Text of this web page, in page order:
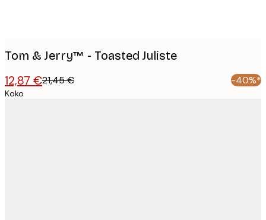
Tom & Jerry™ - Toasted Juliste
12,87 €21,45 € -40%*
Koko